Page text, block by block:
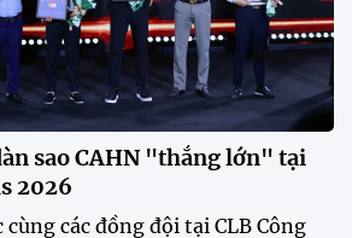
sao CAHN "thắng lớn" tại
2026
nữ trẻ 2026 lan tỏa đam mê tại